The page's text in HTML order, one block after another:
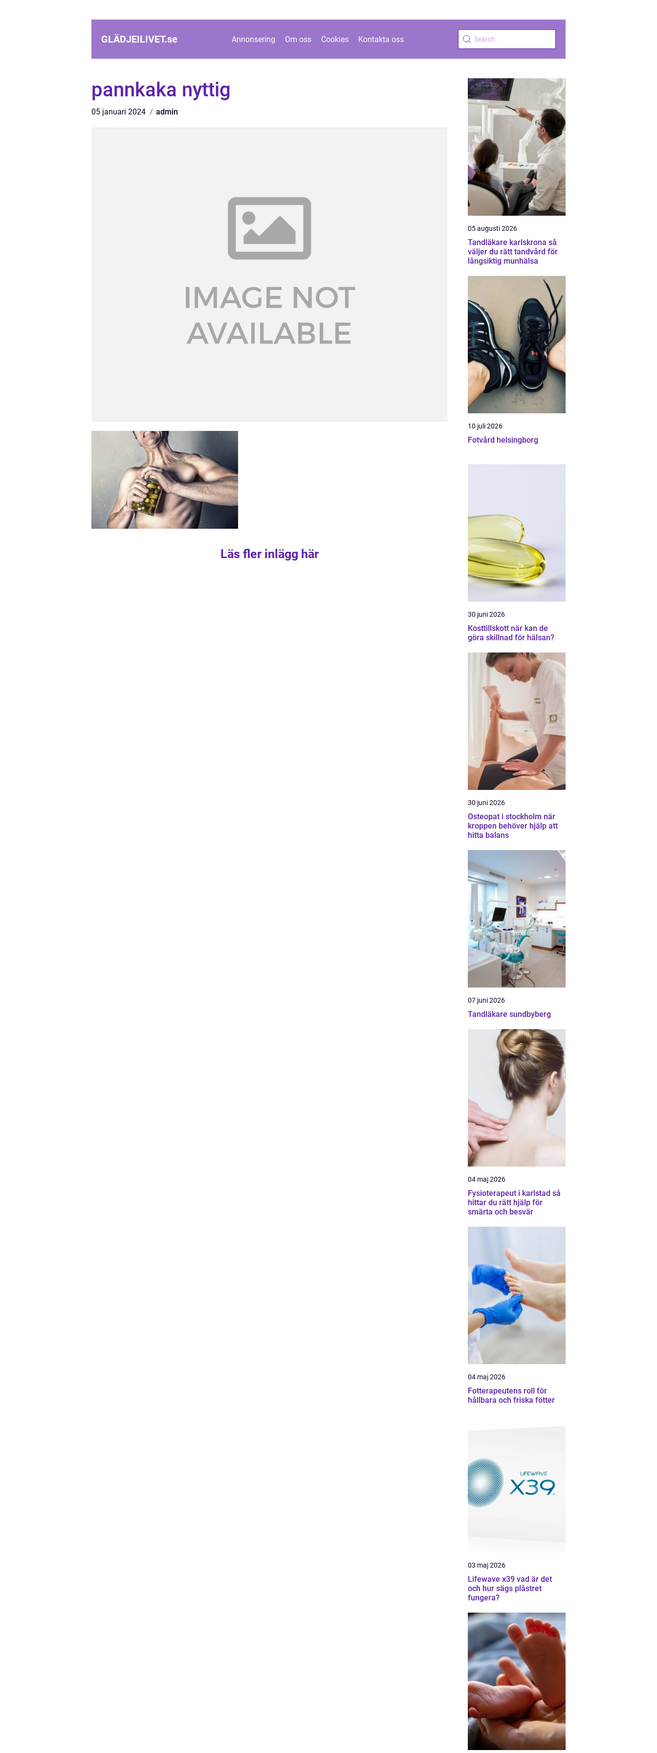
GLÄDJEILIVET.se Annonsering Om oss Cookies Kontakta oss
pannkaka nyttig
05 januari 2024 admin
Läs fler inlägg här
05 augusti 2026
Tandläkare karlskrona så
väljer du rätt tandvård för
långsiktig munhälsa
10 juli 2026
Fotvård helsingborg
30 juni 2026
Kosttillskott när kan de
göra skillnad för hälsan?
30 juni 2026
Osteopat i stockholm när
kroppen behöver hjälp att
hitta balans
07 juni 2026
Tandläkare sundbyberg
04 maj 2026
Fysioterapeut i karlstad så
hittar du rätt hjälp för
smärta och besvär
04 maj 2026
Fotterapeutens roll för
hållbara och friska fötter
03 maj 2026
Lifewave x39 vad är det
och hur sägs plåstret
fungera?